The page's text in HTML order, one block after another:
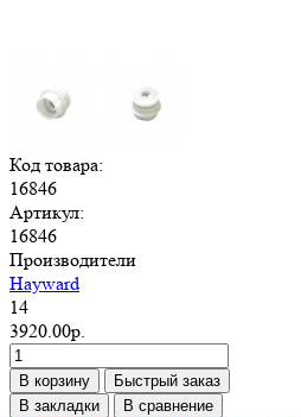
Код товара:
16846
Артикул:
16846
Производители
Hayward
14
3920.00р.
В корзину
Быстрый заказ
В закладки
В сравнение